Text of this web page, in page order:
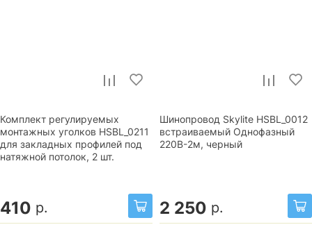
Комплект регулируемых
монтажных уголков HSBL_0211
для закладных профилей под
натяжной потолок, 2 шт.
410 р.
Шинопровод Skylite HSBL_0012
встраиваемый Однофазный
220В-2м, черный
2 250 р.